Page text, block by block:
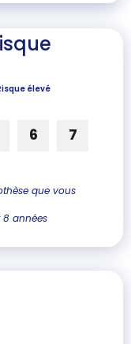
élevé
6 7
que vous
années